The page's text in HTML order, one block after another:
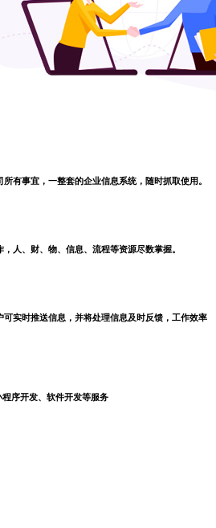
有事宜，一整套的企业信息系统，随时抓取使用。
人、财、物、信息、流程等资源尽数掌握。
实时推送信息，并将处理信息及时反馈，工作效率
序开发、软件开发等服务